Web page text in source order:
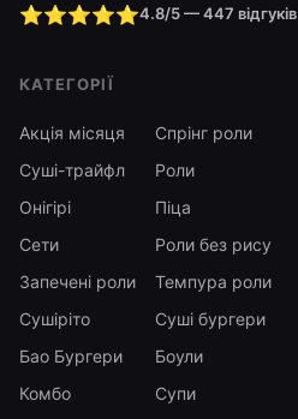
⭐⭐⭐⭐⭐4.8/5 — 447 відгуків
КАТЕГОРІЇ
Акція місяця
Спрінг роли
Суші-трайфл
Роли
Онігірі
Піца
Сети
Роли без рису
Запечені роли
Темпура роли
Сушіріто
Суші бургери
Бао Бургери
Боули
Комбо
Супи